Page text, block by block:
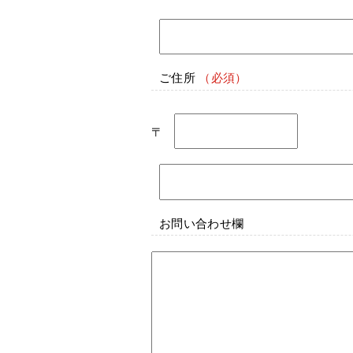
ご住所
〒
お問い合わせ欄